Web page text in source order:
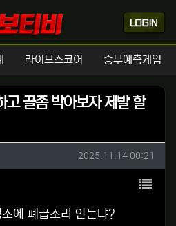
라이브스코어 승부예측게임
고 골좀 박아보자 제발 할
작성일
2025.11.14 00:21
목록
에 폐급소리 안듣냐?